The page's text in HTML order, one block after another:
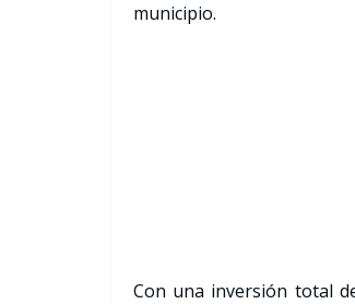
municipio.
Con una inversión total